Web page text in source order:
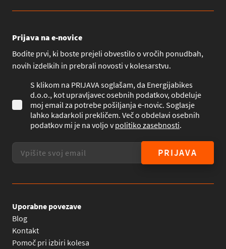
Prijava na e-novice
Bodite prvi, ki boste prejeli obvestilo o vročih ponudbah,
novih izdelkih in prebrali novosti v kolesarstvu.
S klikom na PRIJAVA soglašam, da Energijabikes
d.o.o., kot upravljavec osebnih podatkov, obdeluje
moj email za potrebe pošiljanja e-novic. Soglasje
lahko kadarkoli prekličem. Več o obdelavi osebnih
podatkov mi je na voljo vpolitiko zasebnosti.
PRIJAVA
Uporabne povezave
Blog
Kontakt
Pomoč pri izbiri kolesa